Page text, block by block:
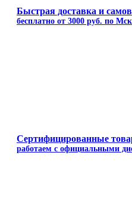
Быстрая доставка и
бесплатно от 3000 руб. по
Сертифицированные
работаем с официальными